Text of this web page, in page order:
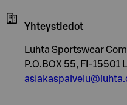
Yhteystiedot
Luhta Sportswear
P.O.BOX 55, FI-15501